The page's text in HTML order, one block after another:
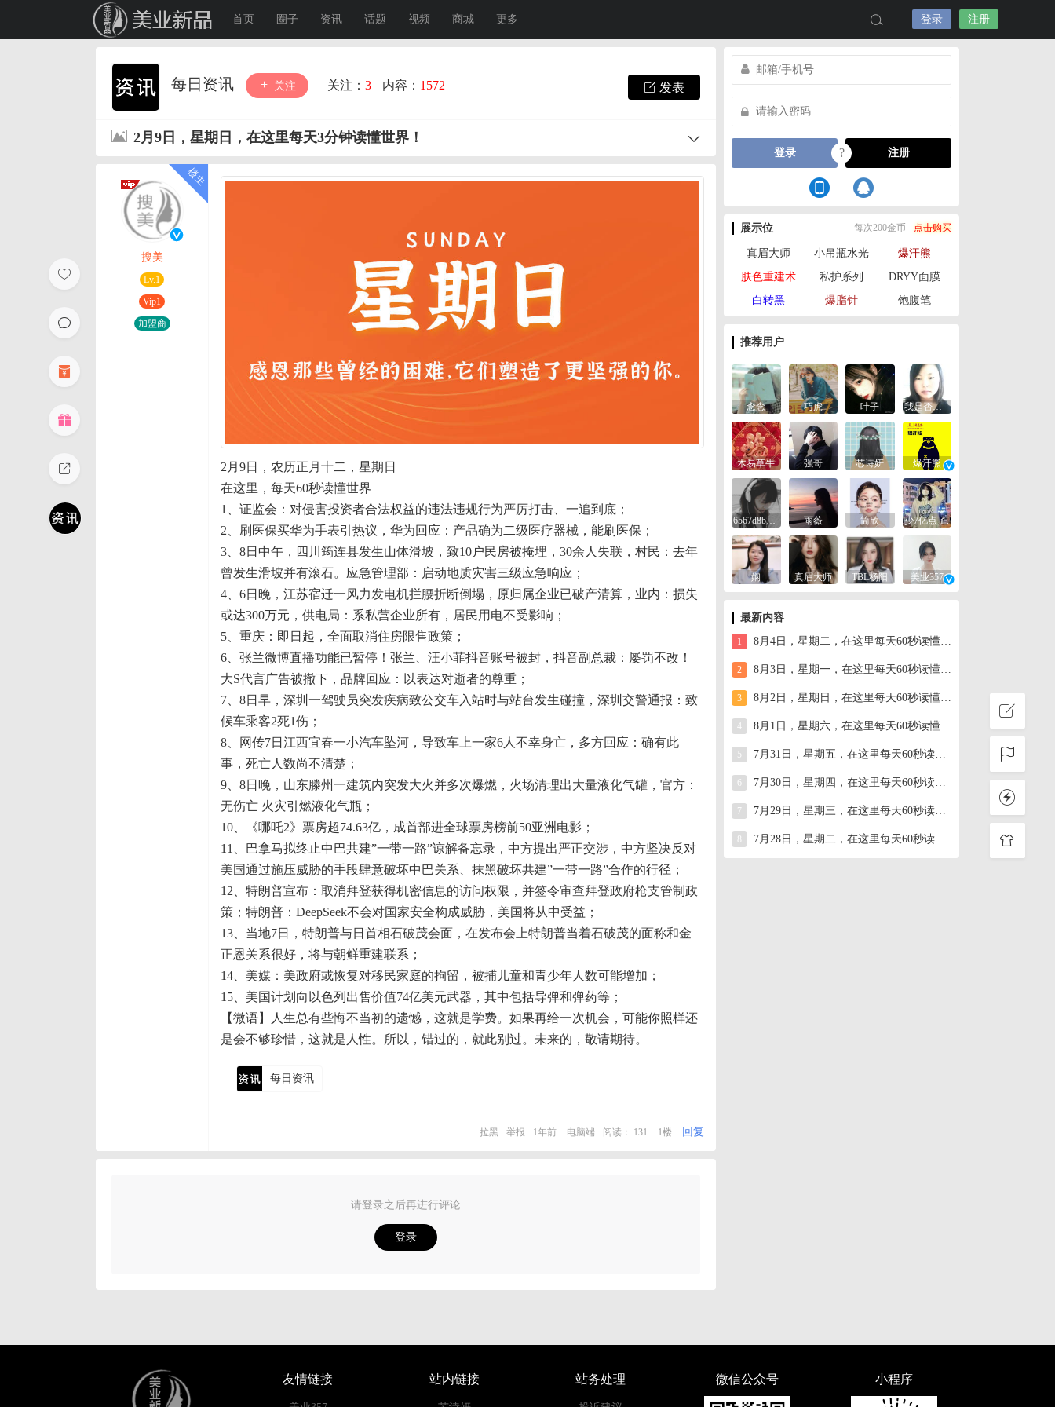
首页 圈子 资讯 话题 视频 商城 更多 登录 注册
每日资讯 关注 关注： 3 内容： 1572 发表
2月9日，星期日，在这里每天3分钟读懂世界！
搜美
Lv.1
Vip1
加盟商
2月9日，农历正月十二，星期日
在这里，每天60秒读懂世界
1、证监会：对侵害投资者合法权益的违法违规行为严厉打击、一追到底；
2、刷医保买华为手表引热议，华为回应：产品确为二级医疗器械，能刷医保；
3、8日中午，四川筠连县发生山体滑坡，致10户民房被掩埋，30余人失联，村民：去年
曾发生滑坡并有滚石。应急管理部：启动地质灾害三级应急响应；
4、6日晚，江苏宿迁一风力发电机拦腰折断倒塌，原归属企业已破产清算，业内：损失
或达300万元，供电局：系私营企业所有，居民用电不受影响；
5、重庆：即日起，全面取消住房限售政策；
6、张兰微博直播功能已暂停！张兰、汪小菲抖音账号被封，抖音副总裁：屡罚不改！
大S代言广告被撤下，品牌回应：以表达对逝者的尊重；
7、8日早，深圳一驾驶员突发疾病致公交车入站时与站台发生碰撞，深圳交警通报：致
候车乘客2死1伤；
8、网传7日江西宜春一小汽车坠河，导致车上一家6人不幸身亡，多方回应：确有此
事，死亡人数尚不清楚；
9、8日晚，山东滕州一建筑内突发大火并多次爆燃，火场清理出大量液化气罐，官方：
无伤亡 火灾引燃液化气瓶；
10、《哪吒2》票房超74.63亿，成首部进全球票房榜前50亚洲电影；
11、巴拿马拟终止中巴共建”一带一路”谅解备忘录，中方提出严正交涉，中方坚决反对
美国通过施压威胁的手段肆意破坏中巴关系、抹黑破坏共建”一带一路”合作的行径；
12、特朗普宣布：取消拜登获得机密信息的访问权限，并签令审查拜登政府枪支管制政
策；特朗普：DeepSeek不会对国家安全构成威胁，美国将从中受益；
13、当地7日，特朗普与日首相石破茂会面，在发布会上特朗普当着石破茂的面称和金
正恩关系很好，将与朝鲜重建联系；
14、美媒：美政府或恢复对移民家庭的拘留，被捕儿童和青少年人数可能增加；
15、美国计划向以色列出售价值74亿美元武器，其中包括导弹和弹药等；
【微语】人生总有些悔不当初的遗憾，这就是学费。如果再给一次机会，可能你照样还
是会不够珍惜，这就是人性。所以，错过的，就此别过。未来的，敬请期待。
每日资讯
拉黑 举报 1年前 电脑端 阅读： 131 1楼 回复
请登录之后再进行评论
登录
登录 ? 注册
展示位 每次200金币 点击购买
真眉大师 小吊瓶水光
爆汗熊
肤色重建术
私护系列
DRYY面膜
白转黑
爆脂针 饱腹笔
推荐用户
念念 巧虎 叶子 我是否已经忘记你
木易草牛 强哥 芯诗妍 爆汗熊
6567d8be2b19 雨薇 简欣 少7亿点了.
娴 真眉大师 TBL杨阳 美业357
最新内容
1 8月4日，星期二，在这里每天60秒读懂世界！
2 8月3日，星期一，在这里每天60秒读懂世界！
3 8月2日，星期日，在这里每天60秒读懂世界！
4 8月1日，星期六，在这里每天60秒读懂世界！
5 7月31日，星期五，在这里每天60秒读懂世界！
6 7月30日，星期四，在这里每天60秒读懂世界！
7 7月29日，星期三，在这里每天60秒读懂世界！
7月28日，星期二，在这里每天60秒读懂世界！
友情链接 站内链接 站务处理 微信公众号 小程序